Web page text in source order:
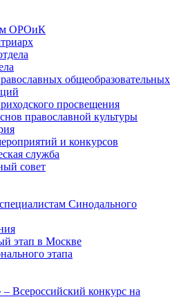
ОРОиК
общеобразовательных
просвещения
православной культуры
и конкурсов
служба
совет
Синодального
этап в Москве
этапа
Всероссийский конкурс на